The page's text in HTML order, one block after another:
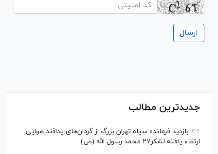
جدیدترین مطالب
بازدید فرمانده سپاه تهران بزرگ از گردان‌های پدافند هوایی
ارتقاء یافته لشکر۲۷ محمد رسول الله (ص)